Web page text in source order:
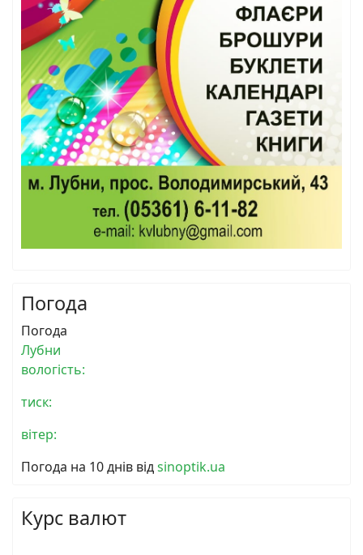
Погода
Погода
Лубни
вологість:
тиск:
вітер:
Погода на 10 днів відsinoptik.ua
Курс валют